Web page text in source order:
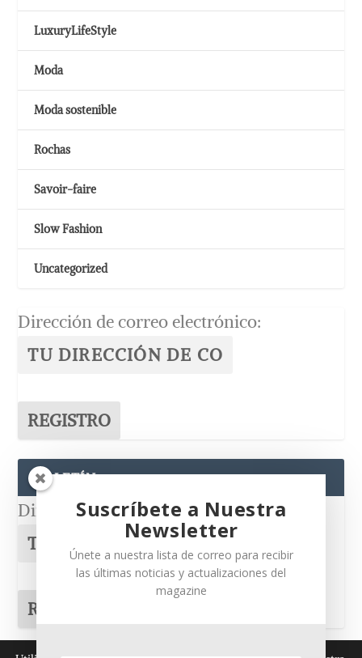
LuxuryLifeStyle
Moda
Moda sostenible
Rochas
Savoir-faire
Slow Fashion
Uncategorized
Dirección de correo electrónico:
BOLETÍN
Dirección de correo electrónico:
Suscríbete a Nuestra
Newsletter
Únete a nuestra lista de correo para recibir
las últimas noticias y actualizaciones del
magazine